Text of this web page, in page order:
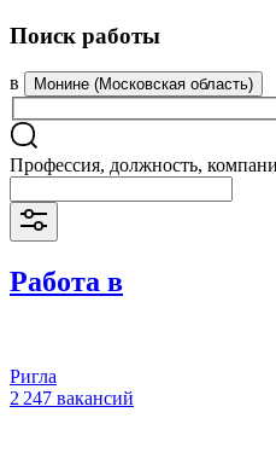
Поиск работы
в Монине (Московская область)
Профессия, должность,
Работа в
Ригла
2 247 вакансий